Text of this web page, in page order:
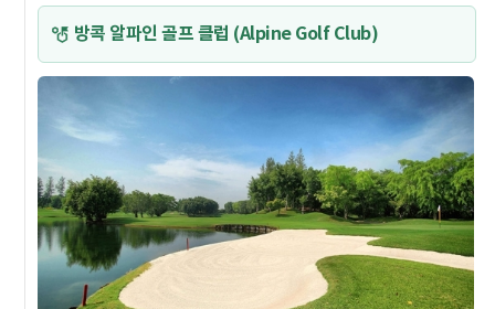
방콕 알파인 골프 클럽 (Alpine Golf Club)